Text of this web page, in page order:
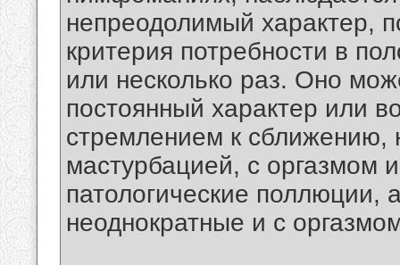
непреодолимый характер,
критерия потребности в
или несколько раз. Оно
постоянный характер или
стремлением к сближению,
мастурбацией, с оргазмом
патологические поллюции,
неоднократные и с